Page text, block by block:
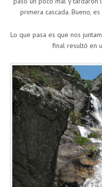
primera cascada. Bueno,
Lo que pasa es que nos
final resultó en